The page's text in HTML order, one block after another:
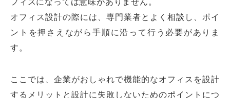
オフィス設計の際には、専門業者とよく相談し、ポイ
ントを押さえながら手順に沿って行う必要がありま
す。
ここでは、企業がおしゃれで機能的なオフィスを設計
するメリットと設計に失敗しないためのポイントにつ